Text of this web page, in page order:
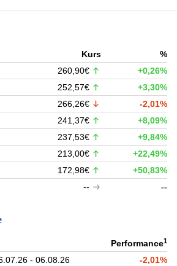
Kurs
%
260,90€
+0,26%
252,57€
+3,30%
266,26€
-2,01%
241,37€
+8,09%
237,53€
+9,84%
213,00€
+22,49%
172,98€
+50,83%
-- --
Performance1
- 06.08.26
-2,01%